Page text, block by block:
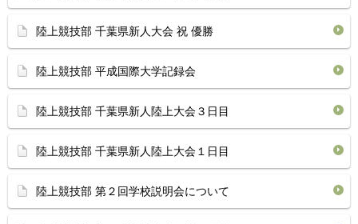
陸上競技部 千葉県新人大会 祝 優勝
陸上競技部 平成国際大学記録会
陸上競技部 千葉県新人陸上大会３日目
陸上競技部 千葉県新人陸上大会１日目
陸上競技部 第２回学校説明会について